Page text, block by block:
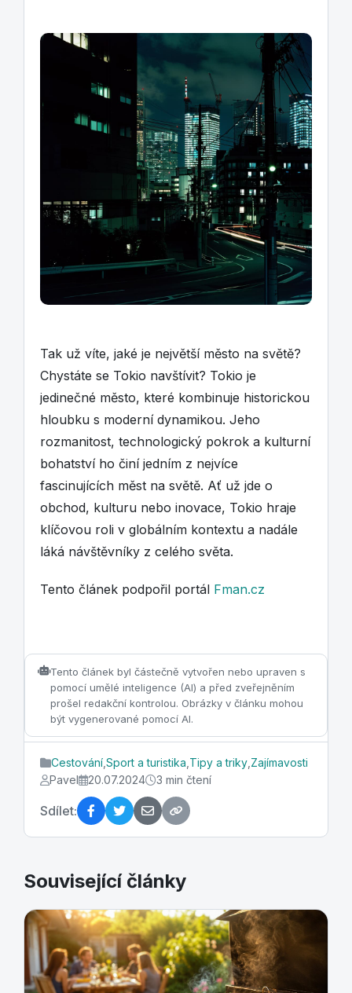
Tak už víte, jaké je největší město na světě?
Chystáte se Tokio navštívit? Tokio je
jedinečné město, které kombinuje historickou
hloubku s moderní dynamikou. Jeho
rozmanitost, technologický pokrok a kulturní
bohatství ho činí jedním z nejvíce
fascinujících měst na světě. Ať už jde o
obchod, kulturu nebo inovace, Tokio hraje
klíčovou roli v globálním kontextu a nadále
láká návštěvníky z celého světa.
Tento článek podpořil portál Fman.cz
Tento článek byl částečně vytvořen nebo upraven s
pomocí umělé inteligence (AI) a před zveřejněním
prošel redakční kontrolou. Obrázky v článku mohou
být vygenerované pomocí AI.
Cestování Sport a turistika Tipy a triky Zajímavosti
Pavel
20.07.2024 3 min čtení
Sdílet:
Související články